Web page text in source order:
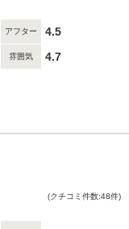
アフター 4.5
雰囲気 4.7
(クチコミ件数:48件)